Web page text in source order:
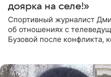
доярка на селе!»
Спортивный журналист
об отношениях с
Бузовой после конфликта,